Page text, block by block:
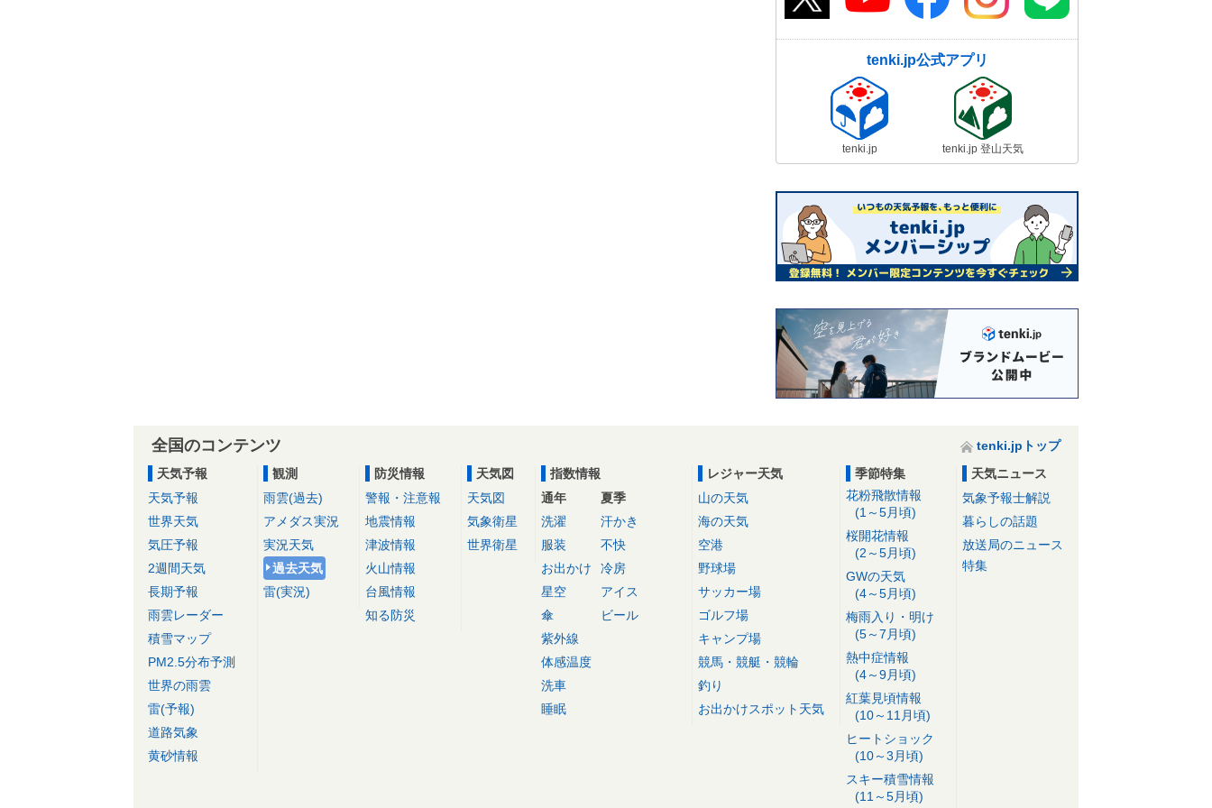
tenki.jp公式アプリ
tenki.jp tenki.jp 登山天気
全国のコンテンツ
tenki.jpトップ
天気予報
天気予報
世界天気
気圧予報
2週間天気
長期予報
雨雲レーダー
積雪マップ
PM2.5分布予測
世界の雨雲
雷(予報)
道路気象
黄砂情報
観測
雨雲(過去)
アメダス実況
実況天気
過去天気
雷(実況)
防災情報
警報・注意報
地震情報
津波情報
火山情報
台風情報
知る防災
天気図
天気図
気象衛星
世界衛星
指数情報
通年
洗濯
服装
お出かけ
星空
傘
紫外線
体感温度
洗車
睡眠
夏季
汗かき
不快
冷房
アイス
ビール
レジャー天気
山の天気
海の天気
空港
野球場
サッカー場
ゴルフ場
キャンプ場
競馬・競艇・競輪
釣り
お出かけスポット天気
季節特集
花粉飛散情報
(1～5月頃)
桜開花情報
(2～5月頃)
GWの天気
(4～5月頃)
梅雨入り・明け
(5～7月頃)
熱中症情報
(4～9月頃)
紅葉見頃情報
(10～11月頃)
ヒートショック
(10～3月頃)
スキー積雪情報
(11～5月頃)
天気ニュース
気象予報士解説
暮らしの話題
放送局のニュース
特集